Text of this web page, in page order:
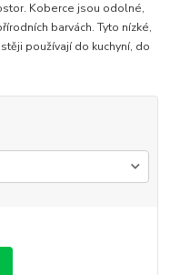
Koberce jsou odolné,
barvách. Tyto nízké,
používají do kuchyní, do